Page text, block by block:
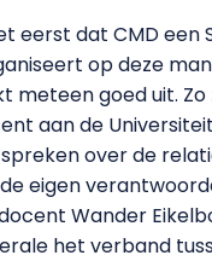
eerst dat CMD een
op deze
meteen goed uit. Zo
aan de
over de
eigen
Wander
het verband